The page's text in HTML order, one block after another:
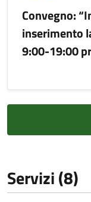
Convegno:
inserimento
9:00-19:00
Servizi (8)